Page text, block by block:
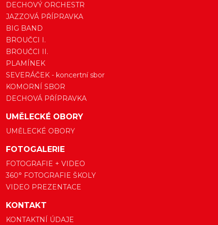
DECHOVÝ ORCHESTR
JAZZOVÁ PŘÍPRAVKA
BIG BAND
BROUČCI I.
BROUČCI II.
PLAMÍNEK
SEVERÁČEK - koncertní sbor
KOMORNÍ SBOR
DECHOVÁ PŘÍPRAVKA
UMĚLECKÉ OBORY
UMĚLECKÉ OBORY
FOTOGALERIE
FOTOGRAFIE + VIDEO
360° FOTOGRAFIE ŠKOLY
VIDEO PREZENTACE
KONTAKT
KONTAKTNÍ ÚDAJE